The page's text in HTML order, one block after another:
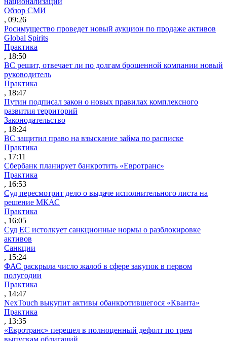
Обзор СМИ
, 09:26
Росимущество проведет новый аукцион по продаже активов
Global Spirits
Практика
, 18:50
ВС решит, отвечает ли по долгам брошенной компании новый
руководитель
Практика
, 18:47
Путин подписал закон о новых правилах комплексного
развития территорий
Законодательство
, 18:24
ВС защитил право на взыскание займа по расписке
Практика
, 17:11
Сбербанк планирует банкротить «Евротранс»
Практика
, 16:53
Суд пересмотрит дело о выдаче исполнительного листа на
решение МКАС
Практика
, 16:05
Суд ЕС истолкует санкционные нормы о разблокировке
активов
Санкции
, 15:24
ФАС раскрыла число жалоб в сфере закупок в первом
полугодии
Практика
, 14:47
NexTouch выкупит активы обанкротившегося «Кванта»
Практика
, 13:35
«Евротранс» перешел в полноценный дефолт по трем
выпускам облигаций